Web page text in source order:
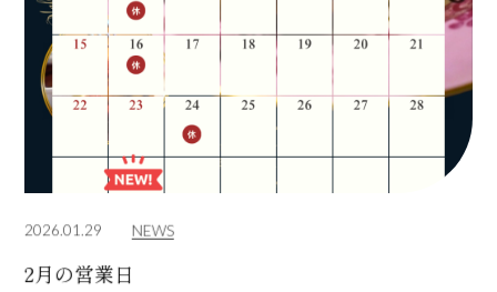
2026.01.29 NEWS
2月の営業日